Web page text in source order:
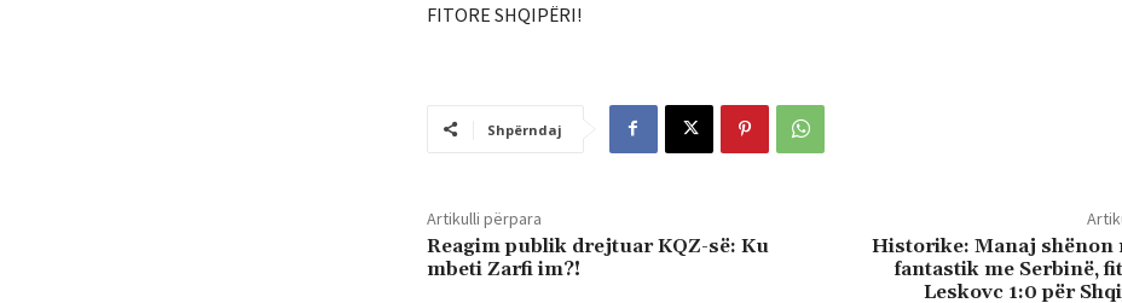
FITORE SHQIPËRI!
Shpërndaj
Artikulli përpara
Reagim publik drejtuar KQZ-së: Ku
mbeti Zarfi im?!
Historike: Manaj shënon
fantastik me Serbinë,
Leskovc 1:0 për